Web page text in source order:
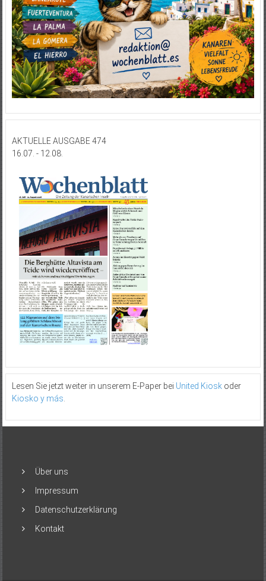
AKTUELLE AUSGABE 474
16.07. - 12.08.
Lesen Sie jetzt weiter in unserem E-Paper bei United Kioskoder
Kiosko y más
Über uns
Impressum
Datenschutzerklärung
Kontakt